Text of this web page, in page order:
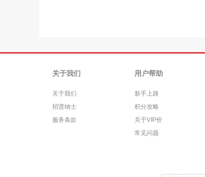
关于我们
关于我们
招贤纳士
服务条款
用户帮助
新手上路
积分攻略
关于VIP价
常见问题